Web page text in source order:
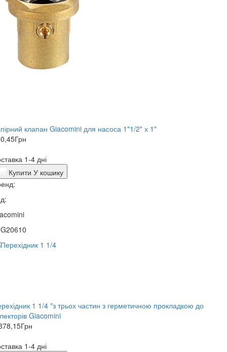
клапан Giacomini для насоса 1"1/2" х 1"
Грн
1-4 дні
Купити У кошику
1 1/4 "з трьох частин з герметичною прокладкою до
Giacomini
Грн
1-4 дні